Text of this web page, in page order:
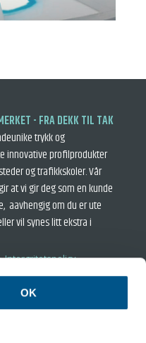
OK
- FRA DEKK TIL TAK
trykk og
innovative profilprodukter
og trafikkskoler. Vår
at vi gir deg som en kunde
aavhengig om du er ute
vil synes litt ekstra i
› Intergritetspolicy